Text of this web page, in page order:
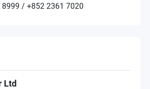
8999 / +852 2361 7020
Ltd